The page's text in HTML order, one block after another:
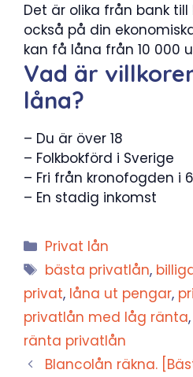
Det är olika från bank
också på din
kan få låna från 10 000
Vad är
låna?
– Du är över 18
– Folkbokförd i Sverige
– Fri från kronofogden i
– En stadig inkomst
Kategorier
Privat lån
Etiketter
bästa privatlån,
privat, låna ut pengar,
privatlån med låg ränta,
ränta privatlån
Blancolån räkna.